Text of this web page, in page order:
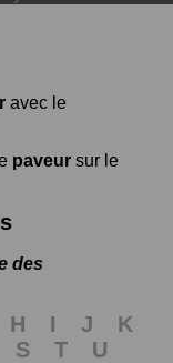
avec le
paveur sur le
des
H I J
K
S T
U